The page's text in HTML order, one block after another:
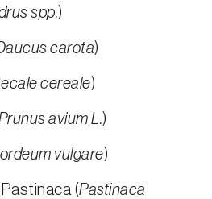
spp.)
carota)
cereale)
avium L.)
vulgare)
(Pastinaca